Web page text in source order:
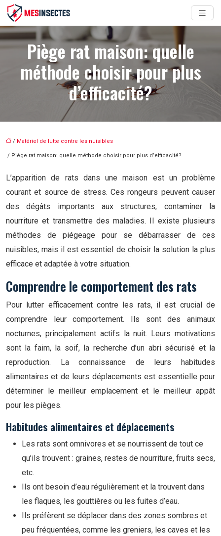
Piège rat maison: quelle
méthode choisir pour plus
d’efficacité?
/ Matériel de lutte contre les nuisibles
/ Piège rat maison: quelle méthode choisir pour plus d’efficacité?
L’apparition de rats dans une maison est un problème
courant et source de stress. Ces rongeurs peuvent causer
des dégâts importants aux structures, contaminer la
nourriture et transmettre des maladies. Il existe plusieurs
méthodes de piégeage pour se débarrasser de ces
nuisibles, mais il est essentiel de choisir la solution la plus
efficace et adaptée à votre situation.
Comprendre le comportement des rats
Pour lutter efficacement contre les rats, il est crucial de
comprendre leur comportement. Ils sont des animaux
nocturnes, principalement actifs la nuit. Leurs motivations
sont la faim, la soif, la recherche d’un abri sécurisé et la
reproduction. La connaissance de leurs habitudes
alimentaires et de leurs déplacements est essentielle pour
déterminer le meilleur emplacement et le meilleur appât
pour les pièges.
Habitudes alimentaires et déplacements
Les rats sont omnivores et se nourrissent de tout ce
qu’ils trouvent : graines, restes de nourriture, fruits secs,
etc.
Ils ont besoin d’eau régulièrement et la trouvent dans
les flaques, les gouttières ou les fuites d’eau.
Ils préfèrent se déplacer dans des zones sombres et
peu fréquentées, comme les greniers, les caves et les